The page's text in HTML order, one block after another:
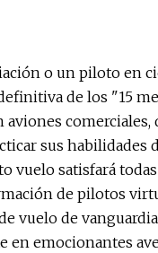
o un piloto en
de los "15
aviones
sus
vuelo satisfará
de pilotos
vuelo de
en emocionantes